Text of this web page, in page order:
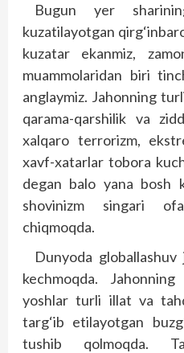
Bugun yer
kuzatilayotgan
kuzatar ekanmiz,
muammolaridan biri
anglaymiz. Jahonning
qarama-qarshilik va
xalqaro terrorizm,
xavf-xatarlar tobora
degan balo yana bosh
shovinizm singari
chiqmoqda.
Dunyoda
kechmoqda. Jahonning
yoshlar turli illat va
targ‘ib etilayotgan
tushib qolmoqda.